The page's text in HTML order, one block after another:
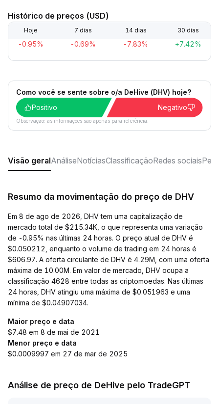
Histórico de preços (USD)
Hoje 7 dias 14 dias 30 dias
-0.95% -0.69% -7.83% +7.42%
Como você se sente sobre o/a DeHive (DHV) hoje?
Positivo
Negativo
Observação: as informações são apenas para referência.
Visão geralAnáliseNotíciasClassificaçãoRedes sociais
Resumo da movimentação do preço de DHV
Em 8 de ago de 2026, DHV tem uma capitalização de
mercado total de $215.34K, o que representa uma variação
de -0.95% nas últimas 24 horas. O preço atual de DHV é
$0.050212, enquanto o volume de trading em 24 horas é
$606.97. A oferta circulante de DHV é 4.29M, com uma oferta
máxima de 10.00M. Em valor de mercado, DHV ocupa a
classificação 4628 entre todas as criptomoedas. Nas últimas
24 horas, DHV atingiu uma máxima de $0.051963 e uma
mínima de $0.04907034.
Maior preço e data
$7.48 em 8 de mai de 2021
Menor preço e data
$0.0009997 em 27 de mar de 2025
Análise de preço de DeHive pelo TradeGPT